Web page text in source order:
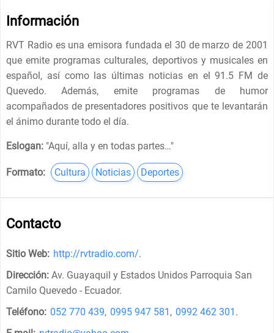
Información
RVT Radio es una emisora fundada el 30 de marzo de 2001
que emite programas culturales, deportivos y musicales en
español, así como las últimas noticias en el 91.5 FM de
Quevedo. Además, emite programas de humor
acompañados de presentadores positivos que te levantarán
el ánimo durante todo el día.
Eslogan: "Aquí, alla y en todas partes…"
Formato: Cultura Noticias Deportes
Contacto
Sitio Web: http://rvtradio.com/.
Dirección: Av. Guayaquil y Estados Unidos Parroquia San
Camilo Quevedo - Ecuador.
Teléfono: 052 770 439, 0995 947 581 , 0992 462 301 .